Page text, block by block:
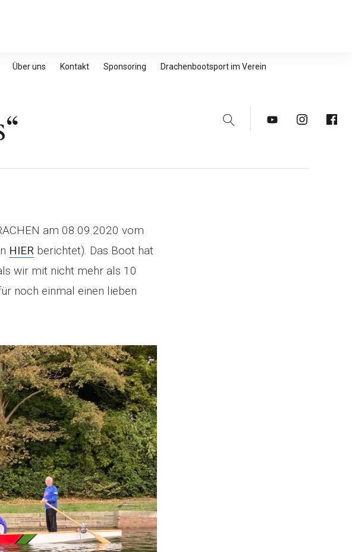
Über uns Kontakt Sponsoring Drachenbootsport im Verein
Suche YoutubeInstagram
am 08.09.2020 vom
HIER berichtet). Das Boot hat
wir mit nicht mehr als 10
noch einmal einen lieben